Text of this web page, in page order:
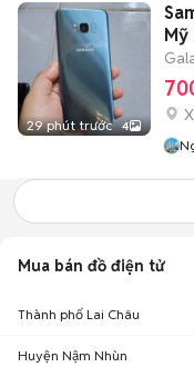
29 phút trước 4
Mỹ
Mua bán đồ điện tử
Thành phố Lai Châu
Huyện Nậm Nhùn